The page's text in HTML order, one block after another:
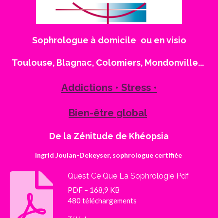
Sophrologue à domicile ou en visio
Toulouse, Blagnac, Colomiers, Mondonville...
Addictions • Stress •
Bien-être global
De la Zénitude de Khéopsia
Ingrid Joulan-Dekeyser, sophrologue certifiée
Quest Ce Que La Sophrologie Pdf
PDF – 168,9 KB
480 téléchargements